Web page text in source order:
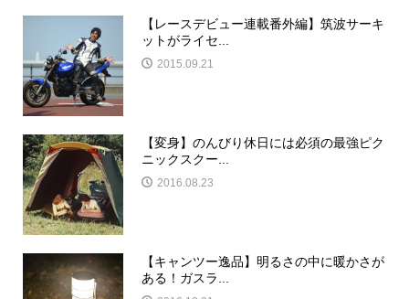
【レースデビュー連載番外編】筑波サーキ
ットがライセ...
2015.09.21
【変身】のんびり休日には必須の最強ピク
ニックスクー...
2016.08.23
【キャンツー逸品】明るさの中に暖かさが
ある！ガスラ...